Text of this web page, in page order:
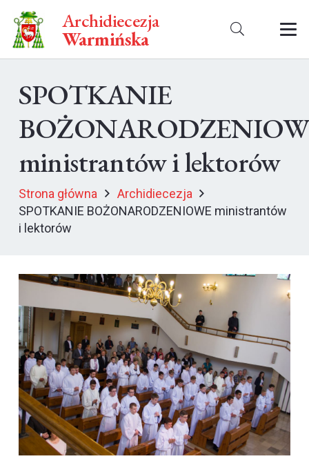
Archidiecezja
Warmińska
SPOTKANIE
ministrantów i lektorów
Strona główna
Archidiecezja
SPOTKANIE BOŻONARODZENIOWE ministrantów
i lektorów